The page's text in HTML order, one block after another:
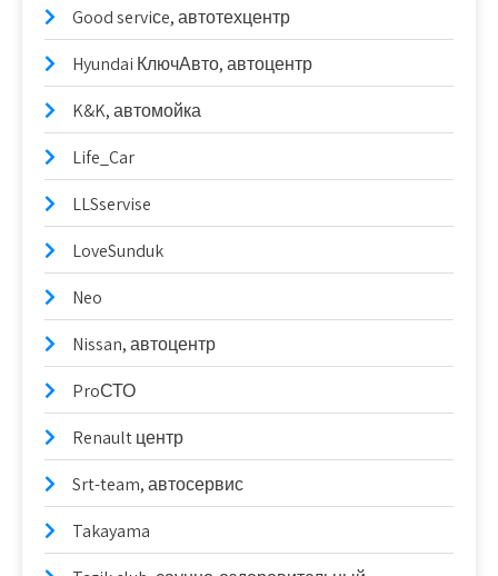
Good serviсe, автотехцентр
Hyundai КлючАвто, автоцентр
K&K, автомойка
Life_Car
LLSservise
LoveSunduk
Neo
Nissan, автоцентр
ProСТО
Renault центр
Srt-team, автосервис
Takayama